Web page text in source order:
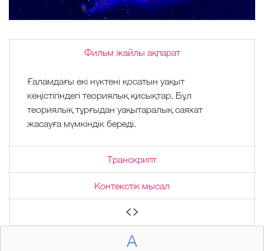
А
Фильм жайлы ақпарат
Ғаламдағы екі нүктені қосатын уақыт
кеңістігіндегі теориялық қисықтар. Бұл
теориялық тұрғыдан уақытаралық саяхат
жасауға мүмкіндік береді.
Транскрипт
Контекстік мысал